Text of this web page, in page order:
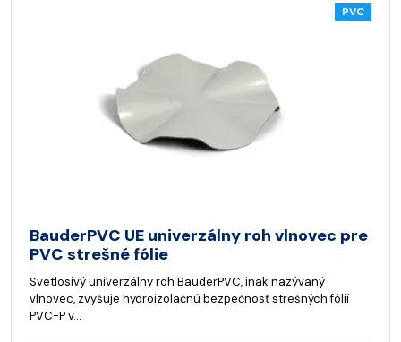
PVC
BauderPVC UE univerzálny roh vlnovec pre
PVC strešné fólie
Svetlosivý univerzálny roh BauderPVC, inak nazývaný
vlnovec, zvyšuje hydroizolačnú bezpečnosť strešných fólií
PVC-P v…